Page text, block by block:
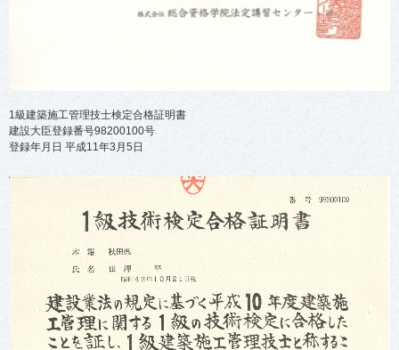
1級建築施工管理技士検定合格証明書
建設大臣登録番号98200100号
登録年月日 平成11年3月5日